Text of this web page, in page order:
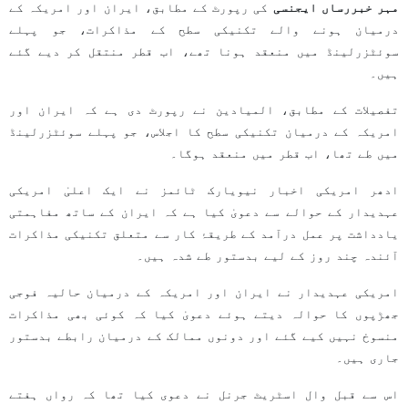
مہر خبررساں ایجنسی کی رپورٹ کے مطابق، ایران اور امریکہ کے
درمیان ہونے والے تکنیکی سطح کے مذاکرات، جو پہلے
سوئٹزرلینڈ میں منعقد ہونا تھے، اب قطر منتقل کر دیے گئے
ہیں۔
تفصیلات کے مطابق، المیادین نے رپورٹ دی ہے کہ ایران اور
امریکہ کے درمیان تکنیکی سطح کا اجلاس، جو پہلے سوئٹزرلینڈ
میں طے تھا، اب قطر میں منعقد ہوگا۔
ادھر امریکی اخبار نیویارک ٹائمز نے ایک اعلیٰ امریکی
عہدیدار کے حوالے سے دعویٰ کیا ہے کہ ایران کے ساتھ مفاہمتی
یادداشت پر عمل درآمد کے طریقۂ کار سے متعلق تکنیکی مذاکرات
آئندہ چند روز کے لیے بدستور طے شدہ ہیں۔
امریکی عہدیدار نے ایران اور امریکہ کے درمیان حالیہ فوجی
جھڑپوں کا حوالہ دیتے ہوئے دعویٰ کیا کہ کوئی بھی مذاکرات
منسوخ نہیں کیے گئے اور دونوں ممالک کے درمیان رابطے بدستور
جاری ہیں۔
اس سے قبل وال اسٹریٹ جرنل نے دعوی کیا تھا کہ رواں ہفتے